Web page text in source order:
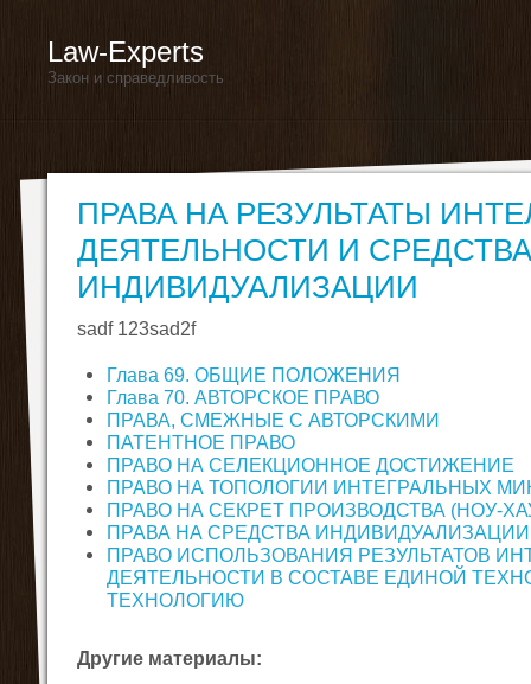
Law-Experts
Закон и справедливость
ПРАВА НА РЕЗУЛЬТАТЫ
ДЕЯТЕЛЬНОСТИ И СРЕДСТВА
ИНДИВИДУАЛИЗАЦИИ
sadf 123sad2f
Глава 69. ОБЩИЕ ПОЛОЖЕНИЯ
Глава 70. АВТОРСКОЕ ПРАВО
ПРАВА, СМЕЖНЫЕ С АВТОРСКИМИ
ПАТЕНТНОЕ ПРАВО
ПРАВО НА СЕЛЕКЦИОННОЕ ДОСТИЖЕНИЕ
ПРАВО НА ТОПОЛОГИИ ИНТЕГРАЛЬНЫХ
ПРАВО НА СЕКРЕТ ПРОИЗВОДСТВА (НОУ-
ПРАВА НА СРЕДСТВА ИНДИВИДУАЛИЗАЦИИ
ПРАВО ИСПОЛЬЗОВАНИЯ РЕЗУЛЬТАТОВ
ДЕЯТЕЛЬНОСТИ В СОСТАВЕ ЕДИНОЙ
ТЕХНОЛОГИЮ
Другие материалы: